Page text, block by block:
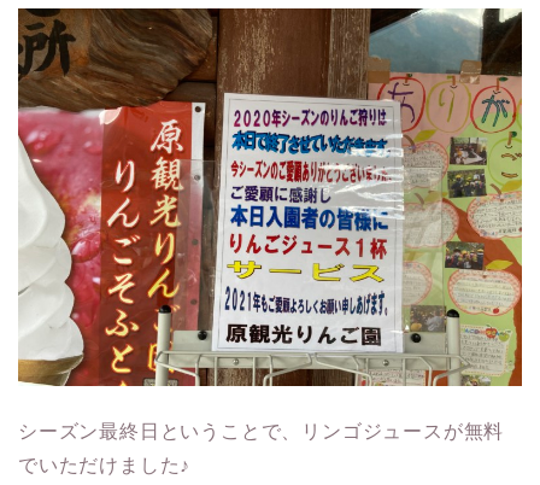
シーズン最終日ということで、リンゴジュースが無料
でいただけました♪